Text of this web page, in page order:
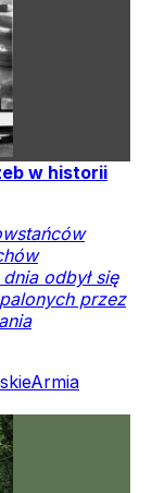
w historii
odbył się
przez
Armia